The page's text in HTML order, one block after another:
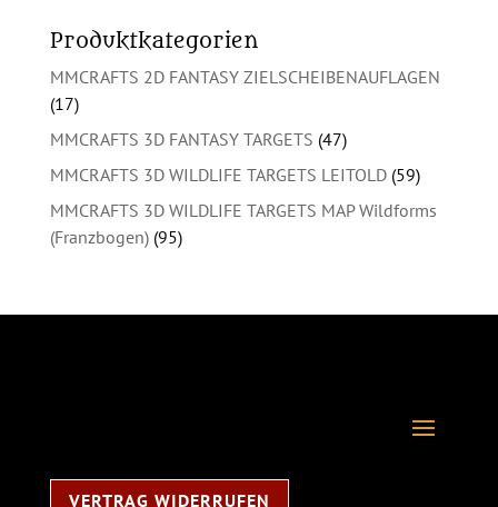
Produktkategorien
MMCRAFTS 2D FANTASY ZIELSCHEIBENAUFLAGEN
(17)
MMCRAFTS 3D FANTASY TARGETS (47)
MMCRAFTS 3D WILDLIFE TARGETS LEITOLD (59)
MMCRAFTS 3D WILDLIFE TARGETS MAP Wildforms
(Franzbogen) (95)
VERTRAG WIDERRUFEN